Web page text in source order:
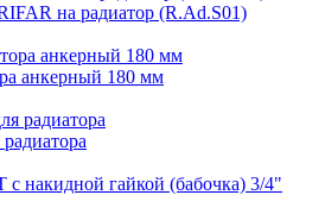
на радиатор (R.Ad.S01)
анкерный 180 мм